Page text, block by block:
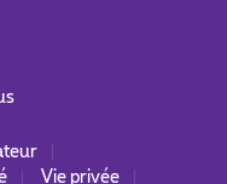
Vie privée